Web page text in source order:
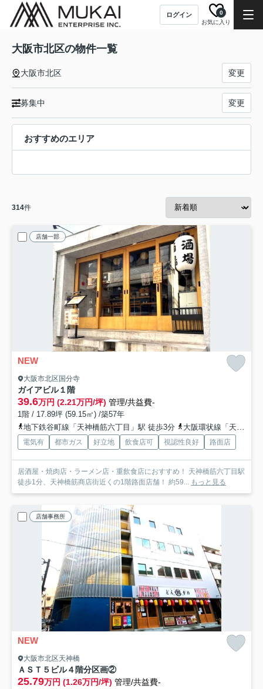
ログイン
お気に入り
0
大阪市北区の物件一覧
大阪市北区 変更
募集中 変更
おすすめのエリア
314件
店舗一部
NEW
大阪市北区国分寺
ガイアビル１階
39.6万円 (2.21万円/坪) 管理/共益費-
1階 / 17.89坪 (59.15㎡) /築57年
地下鉄谷町線「天神橋筋六丁目」駅 徒歩3分
大阪環状線「天満」駅 徒歩11分
電気有 都市ガス 好立地 飲食店可 視認性良好 路面店
居酒屋・焼肉店・ラーメン店・重飲食店におすすめ！ 天神橋筋六丁目駅
徒歩1分、天神橋筋商店街近くの1階路面店舗！ 約59... もっと見る
店舗事務所
NEW
大阪市北区天神橋
ＡＳＴ５ビル４階分区画②
25.79万円 (1.26万円/坪) 管理/共益費-